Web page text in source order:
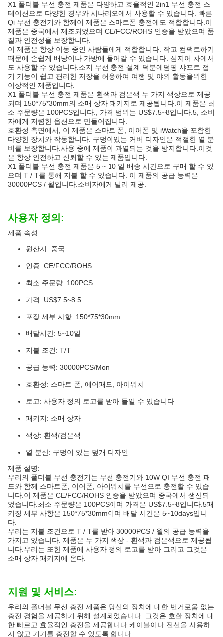
X1 폴더블 무선 충전 제품은 다양하고 효율적인 2in1 무선 충전 스
테이션으로 다양한 경우와 시나리오에서 사용할 수 있습니다. 빠른
Qi 무선 충전기와 함께이 제품은 스마트폰 충전에도 적합합니다.이
제품은 중국에서 제조되었으며 CE/FCC/ROHS 인증을 받았으며 품
질과 안전성을 보장합니다.
이 제품은 항상 이동 중인 사람들에게 적합합니다. 작고 컴팩트하기
때문에 손쉽게 배낭이나 가방에 들어갈 수 있습니다. 심지어 차에서
도 사용할 수 있습니다.소지 무선 충전 설계 덕분에덤핑 샤프트 접
기 기능이 쉽고 편리한 저장을 허용하여 여행 및 야외 활동을위한
이상적인 제품입니다.
X1 폴더블 무선 충전 제품은 흰색과 검은색 두 가지 색상으로 제공
되며 150*75*30mm의 소매 상자 패키지로 제공됩니다.이 제품은 최
소 주문량은 100PCS입니다., 가격 범위는 US$7.5~8입니다.5, 소비
자에게 저렴한 옵션으로 만들어집니다.
호환성 측면에서, 이 제품은 스마트 폰, 이어폰 및 iWatch을 포함한
다양한 장치와 작동합니다. 구멍이있는 커버 디자인은 적절한 열 분
비를 보장합니다.사용 중에 제품이 과열되는 것을 방지합니다.이것
은 항상 안전하고 신뢰할 수 있는 제품입니다.
X1 폴더블 무선 충전 제품은 5 ~ 10 일 배송 시간으로 구매 할 수 있
으며 T / T를 통해 지불 할 수 있습니다. 이 제품의 공급 능력은
30000PCS / 월입니다.소비자에게 널리 제공.
사용자 정의:
제품 속성:
원산지: 중국
인증: CE/FCC/ROHS
최소 주문량: 100PCS
가격: US$7.5~8.5
포장 세부 사항: 150*75*30mm
배달시간: 5~10일
지불 조건: T/T
공급 능력: 30000PCS/Mon
호환성: 스마트 폰, 에어패드, 아이워치
로고: 사용자 정의 로고를 받아 들일 수 있습니다
패키지: 소매 상자
색상: 흰색/검은색
열 분산: 구멍이 있는 덮개 디자인
제품 설명:
우리의 폴더블 무선 충전기는 무선 충전기와 10W QI 무선 충전 패
드와 함께 스마트폰, 이어폰, 아이워치를 무선으로 충전할 수 있습
니다.이 제품은 CE/FCC/ROHS 인증을 받았으며 중국에서 생산되
었습니다.최소 주문량은 100PCS이며 가격은 US$7.5~8입니다.5패
키징 세부 사항은 150*75*30mm이며 배달 시간은 5~10days입니
다.
우리는 지불 조건으로 T / T를 받아 30000PCS / 월의 공급 능력을
가지고 있습니다. 제품은 두 가지 색상 - 흰색과 검은색으로 제공됩
니다.우리는 또한 제품에 사용자 정의 로고를 받아 그리고 그것은
소매 상자 패키지에 온다.
지원 및 서비스:
우리의 폴더블 무선 충전 제품은 당신의 장치에 대한 번거로움 없는
충전 경험을 제공하기 위해 설계되었습니다. 그것은 호환 장치에 대
한 빠르고 효율적인 충전을 제공합니다.케이블이나 전선을 사용하
지 않고 기기를 충전할 수 있도록 합니다..